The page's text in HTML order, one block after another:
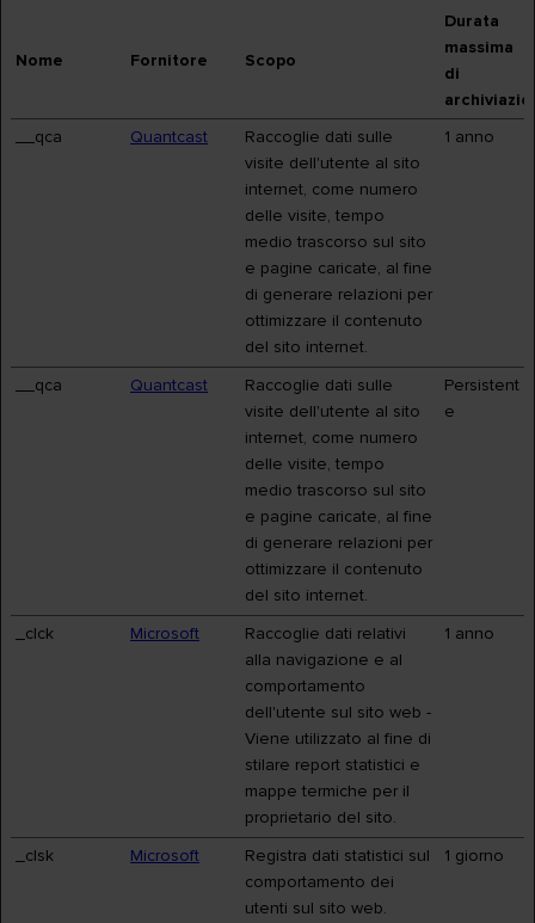
Nome Fornitore Scopo
Durata
massima
di
__qca
Quantcast
Raccoglie dati sulle
visite dell'utente al sito
internet, come numero
delle visite, tempo
medio trascorso sul sito
e pagine caricate, al fine
di generare relazioni per
ottimizzare il contenuto
del sito internet.
1 anno
__qca Quantcast
Raccoglie dati sulle
visite dell'utente al sito
internet, come numero
delle visite, tempo
medio trascorso sul sito
e pagine caricate, al fine
di generare relazioni per
ottimizzare il contenuto
del sito internet.
Persistent
e
_clck Microsoft
Raccoglie dati relativi
alla navigazione e al
comportamento
dell'utente sul sito web -
Viene utilizzato al fine di
stilare report statistici e
mappe termiche per il
proprietario del sito.
1 anno
_clsk Microsoft
Registra dati statistici sul
comportamento dei
utenti sul sito web.
1 giorno